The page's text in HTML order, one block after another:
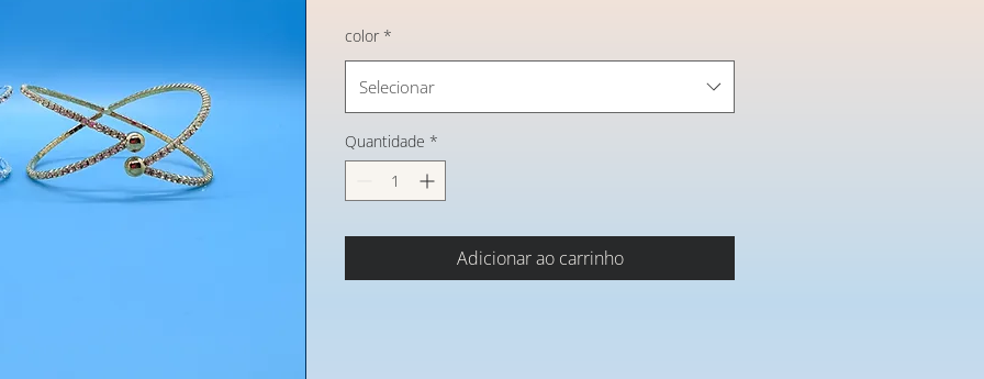
color *
Selecionar
Quantidade *
Adicionar ao carrinho